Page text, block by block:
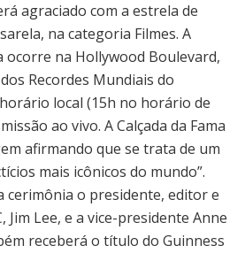
agraciado com a estrela de
na categoria Filmes. A
ocorre na Hollywood Boulevard,
Recordes Mundiais do
local (15h no horário de
ao vivo. A Calçada da Fama
afirmando que se trata de um
mais icônicos do mundo”.
cerimônia o presidente, editor e
Jim Lee, e a vice-presidente Anne
receberá o título do Guinness